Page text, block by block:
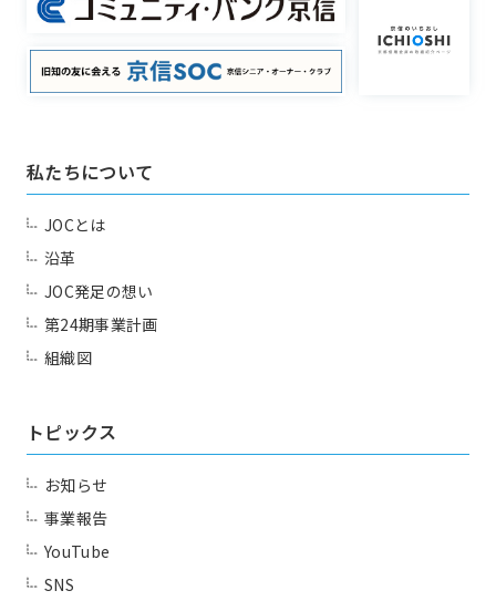
私たちについて
JOCとは
沿革
JOC発足の想い
第24期事業計画
組織図
トピックス
お知らせ
事業報告
YouTube
SNS